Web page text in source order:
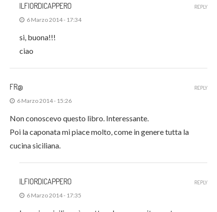
ILFIORDICAPPERO
6 Marzo 2014 - 17:34
si, buona!!!
ciao
REPLY
FR@
6 Marzo 2014 - 15:26
Non conoscevo questo libro. Interessante.
Poi la caponata mi piace molto, come in genere tutta la
cucina siciliana.
REPLY
ILFIORDICAPPERO
6 Marzo 2014 - 17:35
REPLY